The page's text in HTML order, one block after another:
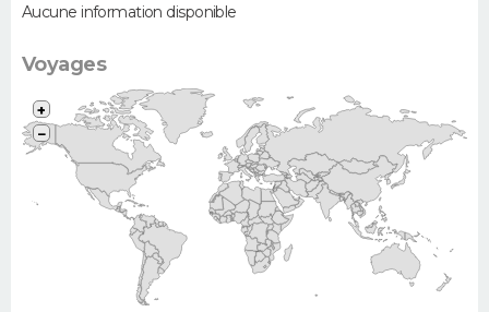
Aucune information disponible
Voyages
+
−